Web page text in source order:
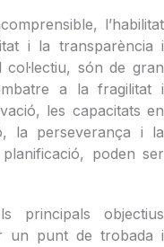
l’habilitat
i la transparència i
són de gran
a la fragilitat i
les capacitats en
la perseverança i la
poden ser
principals objectius
un punt de trobada i